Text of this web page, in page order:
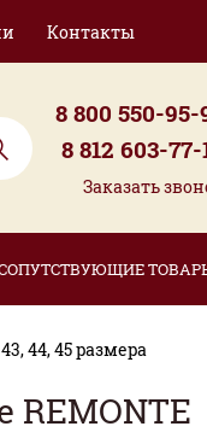
Контакты
8 800 550-95-
8 812 603-77-
Заказать
44, 45 размера